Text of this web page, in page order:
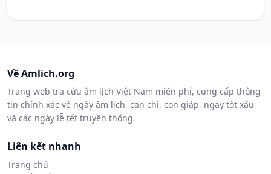
Về Amlich.org
Trang web tra cứu âm lịch Việt Nam miễn phí, cung cấp thông
tin chính xác về ngày âm lịch, can chi, con giáp, ngày tốt xấu
và các ngày lễ tết truyền thống.
Liên kết nhanh
Trang chủ